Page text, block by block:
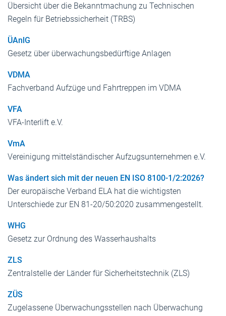
Übersicht über die Bekanntmachung zu Technischen
Regeln für Betriebssicherheit (TRBS)
ÜAnlG
Gesetz über überwachungsbedürftige Anlagen
VDMA
Fachverband Aufzüge und Fahrtreppen im VDMA
VFA
VFA-Interlift e.V.
VmA
Vereinigung mittelständischer Aufzugsunternehmen e.V.
Was ändert sich mit der neuen EN ISO 8100-1/2:2026?
Der europäische Verband ELA hat die wichtigsten
Unterschiede zur EN 81-20/50:2020 zusammengestellt.
WHG
Gesetz zur Ordnung des Wasserhaushalts
ZLS
Zentralstelle der Länder für Sicherheitstechnik (ZLS)
ZÜS
Zugelassene Überwachungsstellen nach Überwachung